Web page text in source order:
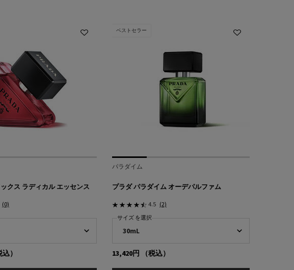
クス ラディカル エッセンス
(0)
込）
ベストセラー
パラダイム
プラダ パラダイム オーデパルファム
4.5 (2)
サイズ を選択
13,420円 （税込）